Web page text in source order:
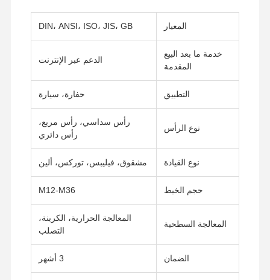
المعيار DIN، ANSI، ISO، JIS، GB
خدمة ما بعد البيع
المقدمة
الدعم عبر الإنترنت
التطبيق حفارة، سيارة
نوع الرأس
رأس سداسي، رأس مربع،
رأس دائري
نوع القيادة مشقوق، فيليبس، توركس، ألين
حجم الخيط M12-M36
المعالجة السطحية
المعالجة الحرارية، الكربنة،
التصلب
الضمان 3 أشهر